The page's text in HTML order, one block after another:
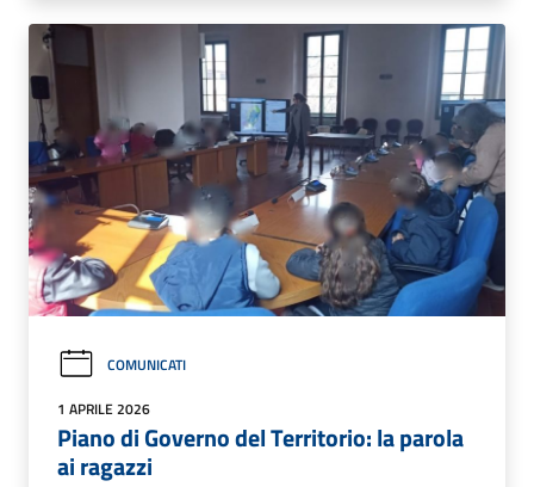
COMUNICATI
1 APRILE 2026
Piano di Governo del Territorio: la parola
ai ragazzi